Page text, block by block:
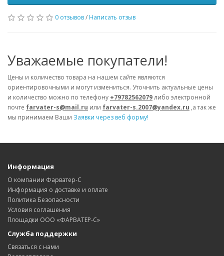
0 отзывов/ Написать отзыв
Уважаемые покупатели!
Цены и количество товара на нашем сайте являются
ориентировочными и могут измениться. Уточнить актуальные цены
и количество можно по телефону +79782562079либо электронной
почте farvater-s@mail.ru или farvater-s.2007@yandex.ru ,а так же
мы принимаем Ваши Заявки через веб форму!
Информация
О компании Фарватер-С
Информация о доставке и оплате
Политика Безопасности
Условия соглашения
Площадки ООО «ФАРВАТЕР-С»
Служба поддержки
Связаться с нами